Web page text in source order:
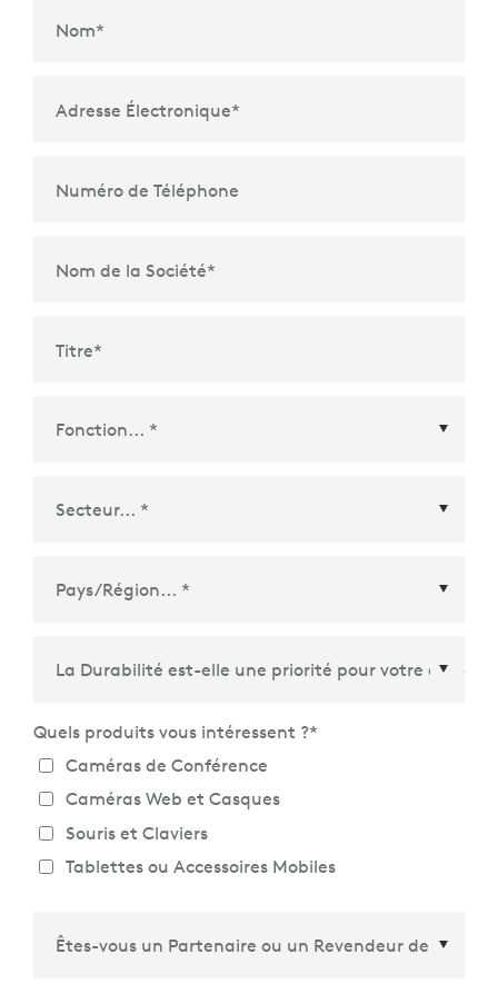
Nom*
Adresse Électronique*
Numéro de Téléphone
Nom de la Société*
Titre*
Pays/Région*
Quels produits vous intéressent ?*
Caméras de Conférence
Caméras Web et Casques
Souris et Claviers
Tablettes ou Accessoires Mobiles